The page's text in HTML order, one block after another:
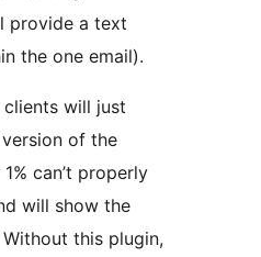
provide a text
the one email).
will just
of the
can’t properly
will show the
this plugin,